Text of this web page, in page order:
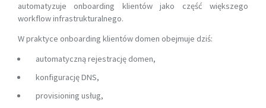
automatyzuje onboarding klientów jako część większego
workflow infrastrukturalnego.
W praktyce onboarding klientów domen obejmuje dziś:
automatyczną rejestrację domen,
konfigurację DNS,
provisioning usług,